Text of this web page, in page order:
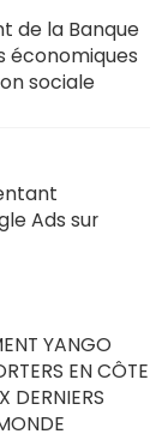
de la Banque
économiques
sociale
Ads sur
YANGO
EN CÔTE
DERNIERS